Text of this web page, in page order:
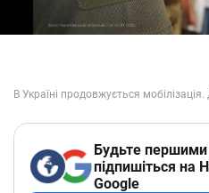
Будьте першими
підпишіться на
Google